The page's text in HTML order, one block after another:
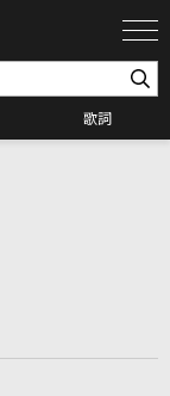
歌詞